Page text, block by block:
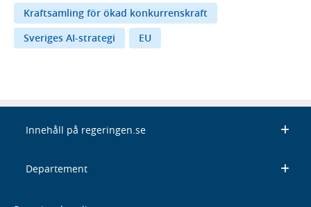
Kraftsamling för ökad konkurrenskraft
Sveriges AI-strategi
EU
Innehåll på regeringen.se
Departement